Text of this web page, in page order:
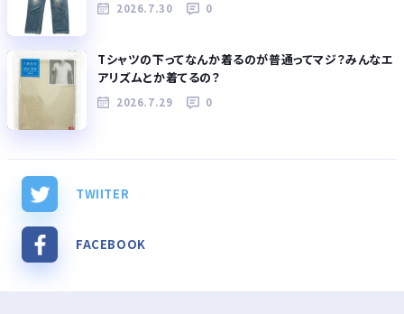
2026.7.30 0
Tシャツの下ってなんか着るのが普通ってマジ？みんなエ
アリズムとか着てるの？
2026.7.29 0
TWIITER
FACEBOOK